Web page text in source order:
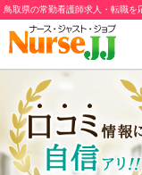
鳥取県の常勤看護師求人・転職を